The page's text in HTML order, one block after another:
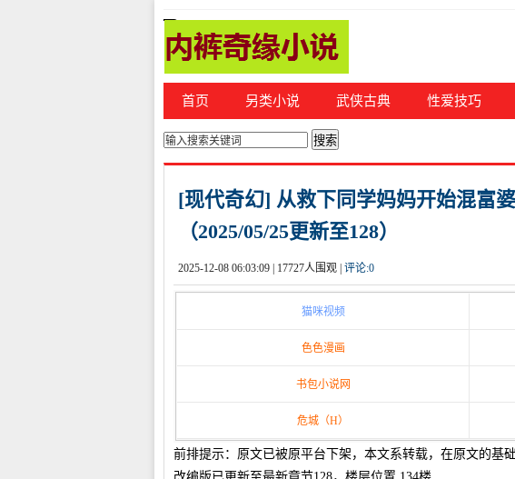
首页 另类小说 武侠古典 性爱技巧
你的位置： 首页>都市激情
[现代奇幻] 从救下同学妈妈开始混富
（2025/05/25更新至128）
2025-12-08 06:03:09 | 17727人围观 | 评论:0
猫咪视频
色色漫画
书包小说网
危城（H）
前排提示：原文已被原平台下架，本文系转载，在原文的基